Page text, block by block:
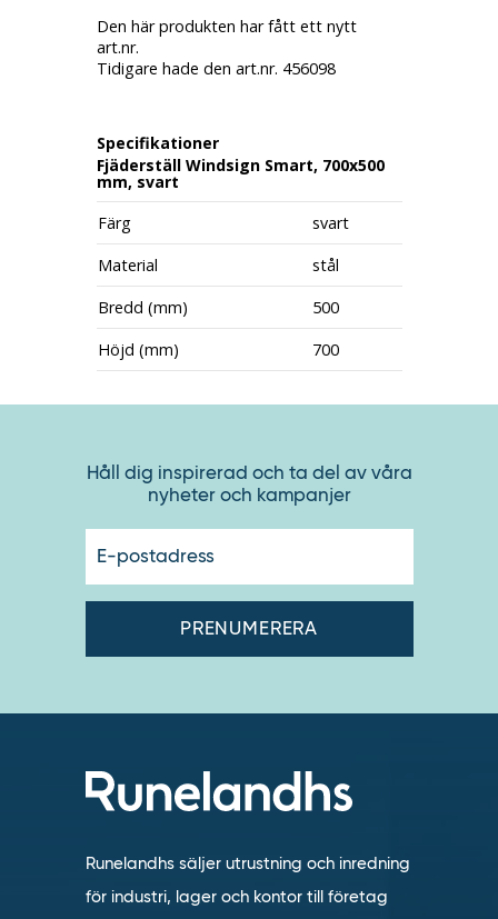
Den här produkten har fått ett nytt
art.nr.
Tidigare hade den art.nr. 456098
Specifikationer
Fjäderställ Windsign Smart, 700x500
mm, svart
Färg
svart
Material
stål
Bredd (mm)
500
Höjd (mm)
700
Håll dig inspirerad och ta del av våra
nyheter och kampanjer
Runelandhs säljer utrustning och inredning
för industri, lager och kontor till företag